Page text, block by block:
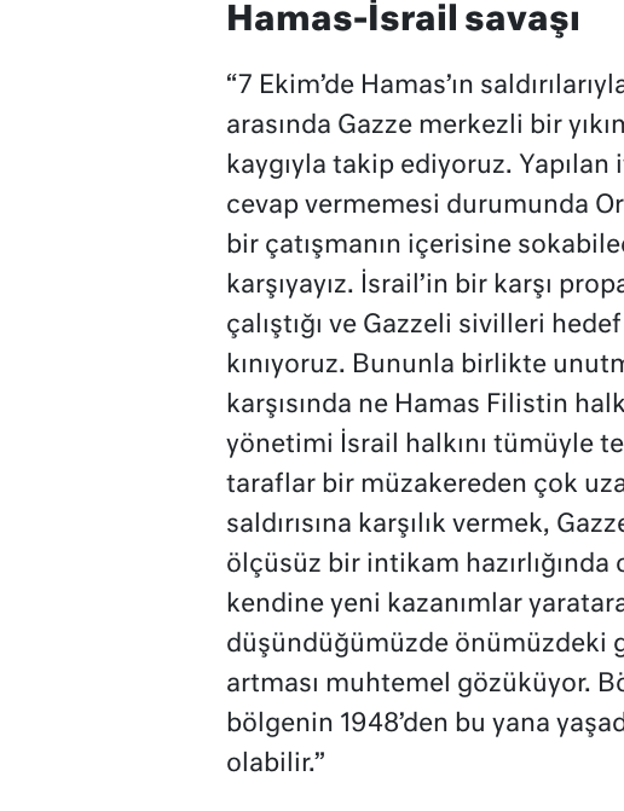
Hamas-İsrail savaşı
“7 Ekim’de Hamas’ın
arasında Gazze merkezli bir
kaygıyla takip ediyoruz. Yapılan
cevap vermemesi durumunda
bir çatışmanın içerisine
karşıyayız. İsrail’in bir karşı
çalıştığı ve Gazzeli sivilleri
kınıyoruz. Bununla birlikte
karşısında ne Hamas Filistin
yönetimi İsrail halkını tümüyle
taraflar bir müzakereden çok
saldırısına karşılık vermek,
ölçüsüz bir intikam hazırlığında
kendine yeni kazanımlar
düşündüğümüzde önümüzdeki
artması muhtemel gözüküyor.
bölgenin 1948’den bu yana
olabilir.”